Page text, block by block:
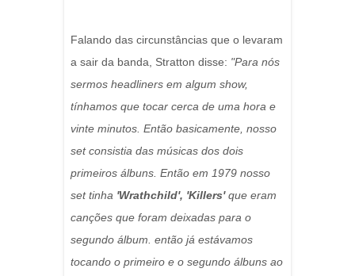
Falando das circunstâncias que o levaram
a sair da banda, Stratton disse: "Para nós
sermos headliners em algum show,
tínhamos que tocar cerca de uma hora e
vinte minutos. Então basicamente, nosso
set consistia das músicas dos dois
primeiros álbuns. Então em 1979 nosso
set tinha 'Wrathchild', 'Killers'que eram
canções que foram deixadas para o
segundo álbum. então já estávamos
tocando o primeiro e o segundo álbuns ao